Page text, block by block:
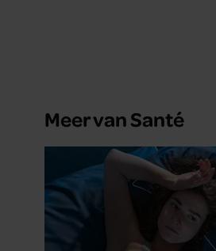
Meer van Santé